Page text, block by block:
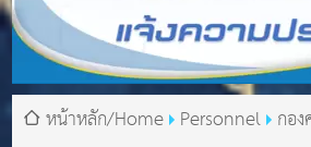
หน้าหลัก/Home Personnel กอ